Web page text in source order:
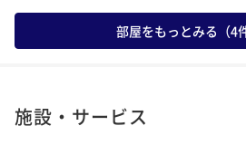
現地決済可 事前決済可
IN
ポイント即
部屋をもっとみる（4
施設・サービス